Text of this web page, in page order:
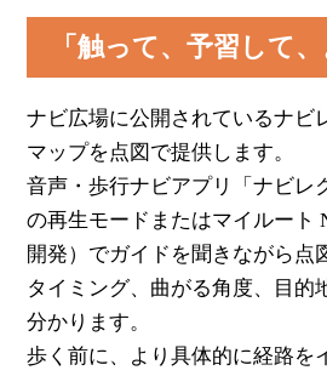
「触って、予習して
ナビ広場に公開されているナビ
マップを点図で提供します。
音声・歩行ナビアプリ「ナビレ
の再生モードまたはマイルート
開発）でガイドを聞きながら点
タイミング、曲がる角度、目的
分かります。
歩く前に、より具体的に経路を